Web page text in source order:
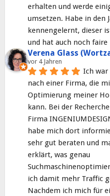
erhalten und werde
umsetzen. Habe in den
kennengelernt, dieser
und hat auch noch faire
Verena Glass
vor 4 Jahren
Ich war
nach einer Firma, die
Optimierung meiner
kann. Bei der
Firma
habe mich dort
sehr gut beraten und
erklärt, was genau
ich damit mehr Traffic
Nachdem ich mich für